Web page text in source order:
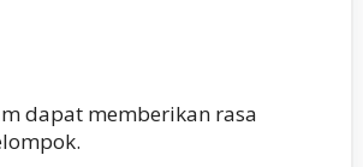
dapat memberikan rasa